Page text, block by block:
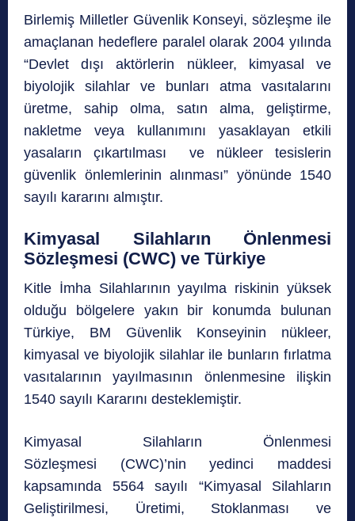
Birlemiş Milletler Güvenlik Konseyi, sözleşme ile
amaçlanan hedeflere paralel olarak 2004 yılında
“Devlet dışı aktörlerin nükleer, kimyasal ve
biyolojik silahlar ve bunları atma vasıtalarını
üretme, sahip olma, satın alma, geliştirme,
nakletme veya kullanımını yasaklayan etkili
yasaların çıkartılması ve nükleer tesislerin
güvenlik önlemlerinin alınması” yönünde 1540
sayılı kararını almıştır.
Kimyasal Silahların Önlenmesi
Sözleşmesi (CWC) ve Türkiye
Kitle İmha Silahlarının yayılma riskinin yüksek
olduğu bölgelere yakın bir konumda bulunan
Türkiye, BM Güvenlik Konseyinin nükleer,
kimyasal ve biyolojik silahlar ile bunların fırlatma
vasıtalarının yayılmasının önlenmesine ilişkin
1540 sayılı Kararını desteklemiştir.
Kimyasal Silahların Önlenmesi
Sözleşmesi (CWC)’nin yedinci maddesi
kapsamında 5564 sayılı “Kimyasal Silahların
Geliştirilmesi, Üretimi, Stoklanması ve